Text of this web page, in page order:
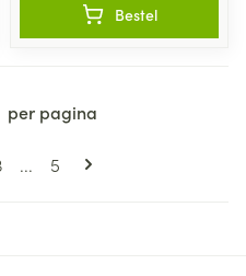
Bestel
Pagina's pagina
... Pagina
5
per pagina